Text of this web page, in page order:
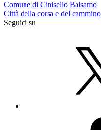
Comune di Cinisello Balsamo
Città della corsa e del cammino
Seguici su